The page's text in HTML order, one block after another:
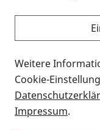
Sie möchten
suchen und
können?
Thema
für blinde und
Auf dieser Seite
Weitere
Cookie-
Impressum.